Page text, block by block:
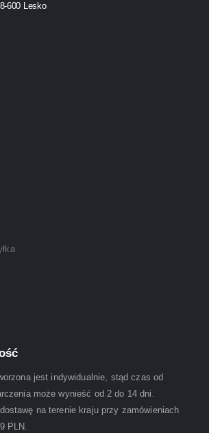
600 Lesko
jest indywidualnie, stąd czas od
może wynieść od 2 do 14 dni.
na terenie kraju przy zamówieniach
PLN.